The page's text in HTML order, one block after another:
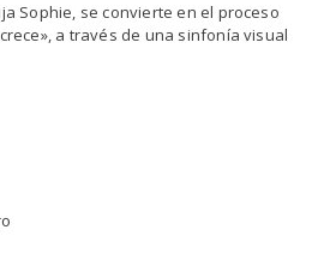
Sophie, se convierte en el proceso
a través de una sinfonía visual